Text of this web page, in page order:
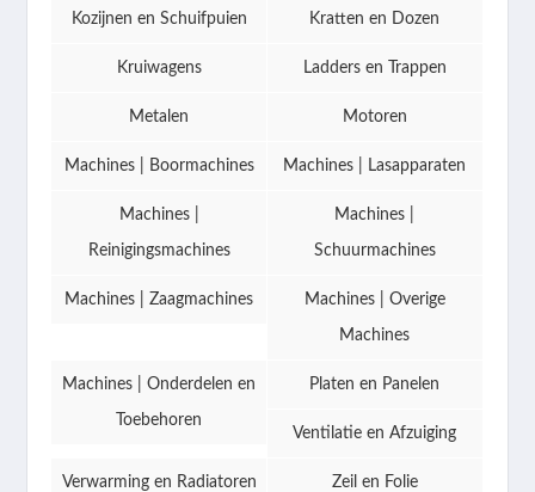
Kozijnen en Schuifpuien Kratten en Dozen
Kruiwagens Ladders en Trappen
Metalen Motoren
Machines | Boormachines Machines | Lasapparaten
Machines |
Reinigingsmachines
Machines |
Schuurmachines
Machines | Zaagmachines Machines | Overige
Machines
Machines | Onderdelen en
Toebehoren
Platen en Panelen
Ventilatie en Afzuiging
Verwarming en Radiatoren Zeil en Folie